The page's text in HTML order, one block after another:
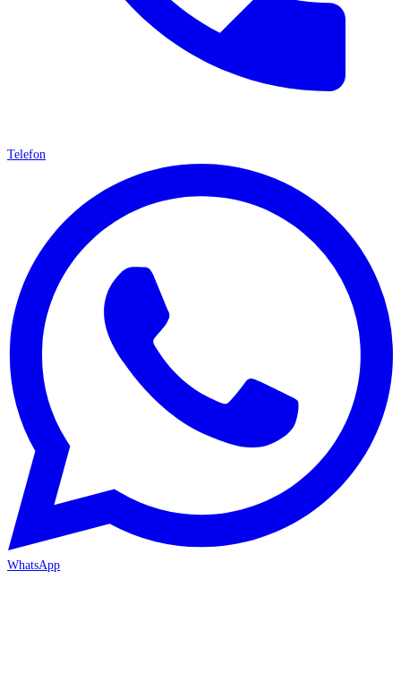
Telefon
WhatsApp